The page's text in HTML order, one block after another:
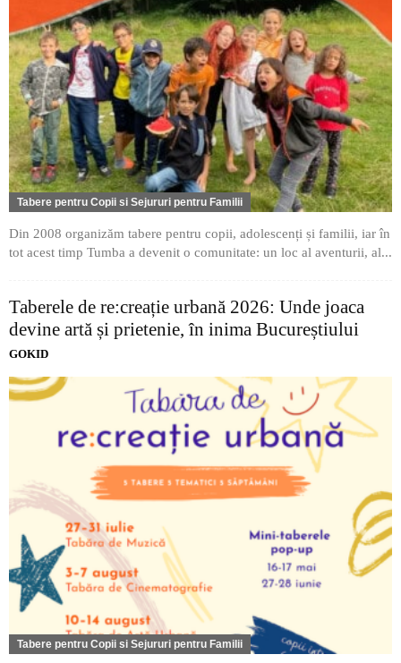
Tabere pentru Copii si Sejururi pentru Familii
Din 2008 organizăm tabere pentru copii, adolescenți și familii, iar în
tot acest timp Tumba a devenit o comunitate: un loc al aventurii, al...
Taberele de re:creație urbană 2026: Unde joaca
devine artă și prietenie, în inima Bucureștiului
GOKID
Tabere pentru Copii si Sejururi pentru Familii